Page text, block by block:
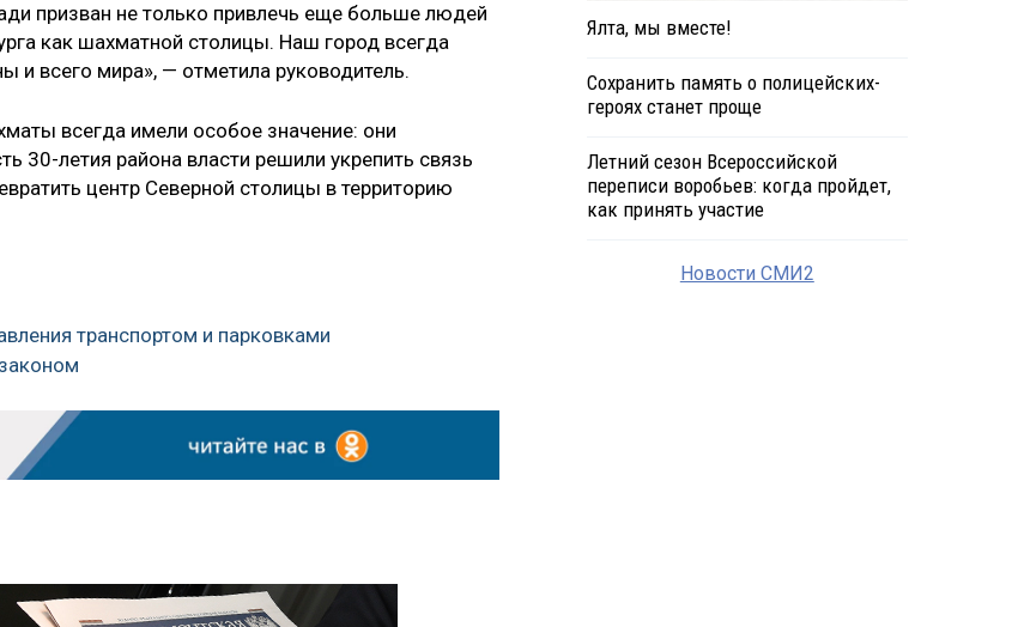
призван не только привлечь еще больше людей
как шахматной столицы. Наш город всегда
и всего мира», — отметила руководитель.
всегда имели особое значение: они
30-летия района власти решили укрепить связь
центр Северной столицы в территорию
транспортом и парковками
Ялта, мы вместе!
Сохранить память о полицейских-
героях станет проще
Летний сезон Всероссийской
переписи воробьев: когда пройдет,
как принять участие
Новости СМИ2